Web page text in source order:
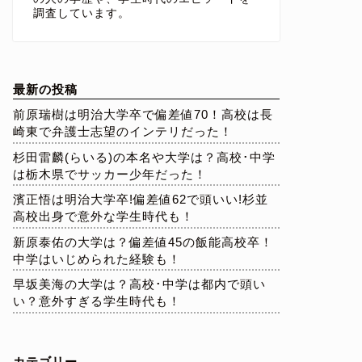
調査しています。
最新の投稿
前原瑞樹は明治大学卒で偏差値70！高校は長
崎東で弁護士志望のインテリだった！
杉田雷麟(らいる)の本名や大学は？高校･中学
は栃木県でサッカー少年だった！
濱正悟は明治大学卒!偏差値62で頭いい!杉並
高校出身で意外な学生時代も！
新原泰佑の大学は？偏差値45の飯能高校卒！
中学はいじめられた経験も！
早坂美海の大学は？高校･中学は都内で頭い
い？意外すぎる学生時代も！